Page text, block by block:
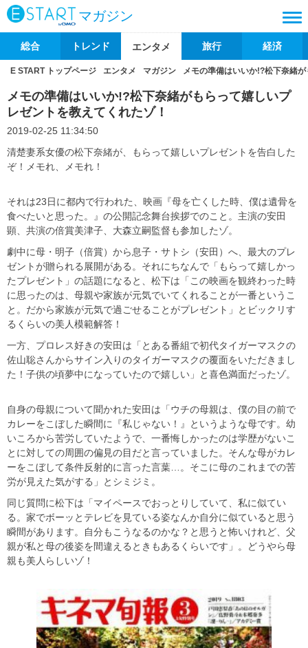
マガジン
総合 トレンド エンタメ 旅行 経済
E START トップページ エンタメ マガジン メモの準備はいいか!?松下奈緒
メモの準備はいいか!?松下奈緒がもらって嬉しいプ
レゼントを教えてくれたゾ！
2019-02-25 11:34:50
清楚妻系女優の松下奈緒が、もらって嬉しいプレゼントを告白した
ぞ！メモれ、メモれ！
それは23日に都内で行われた、映画『母を亡くした時、僕は遺骨を
食べたいと思った。』の公開記念舞台挨拶でのこと。主演の安田
顕、共演の倍賞美津子、大森立嗣監督も参加したゾ。
劇中に母・明子（倍賞）から息子・サトシ（安田）へ、最大のプレ
ゼントが贈られる展開がある。それにちなんで「もらって嬉しかっ
たプレゼント」の話題になると、松下は「この映画を観終わった時
に思ったのは、母親や家族が元気でいてくれることが一番というこ
と。だから家族が元気で過ごせることがプレゼント」とビックリす
るくらいの美人模範解答！
一方、プロレス好きの安田は「とある番組で初代タイガーマスクの
佐山聡さんからサイン入りのタイガーマスクの覆面をいただきまし
た！子供の頃夢中になっていたので嬉しい」と喜色満面だったゾ。
自身の母親について聞かれた安田は「ウチの母親は、僕の目の前で
カレーをこぼした瞬間に『私じゃない！』というような母です。幼
いころから苦労していたようで、一番悔しかったのは学歴がないこ
とに対しての周囲の偏見の目だと言っていました。そんな母がカレ
ーをこぼして条件反射的に言った言葉…。そこに母のこれまでの苦
労が見えた気がする」とシミジミ。
同じ質問に松下は「マイペースでおっとりしていて、私に似てい
る。家でボーッとテレビを見ている姿なんか自分に似ていると思う
瞬間があります。自分もこうなるのかな？と思うと怖いけれど、父
親が私と母の後姿を間違えるときもあるくらいです」。どうやら母
親も美人らしいゾ！